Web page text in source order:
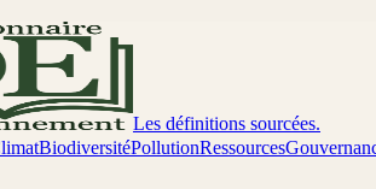
Les définitions sourcées.
BiodiversitéPollutionRessources